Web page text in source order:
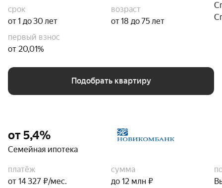
срок
от 1 до 30 лет
возраст
от 18 до 75 лет
первый взнос
от 20,01%
Подобрать квартиру
от 5,4%
Семейная ипотека
платёж
от 14 327 ₽/мес.
сумма
до 12 млн ₽